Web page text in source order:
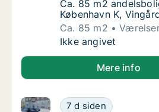
Ca. 85 m2
Ca. 85 m2
København K,
Ca. 85 m2
Ca. 85 m2
Ikke angivet
Mere info
Ca. 100 m2
7 d siden
Ca. 100 m2 andelsbolig til